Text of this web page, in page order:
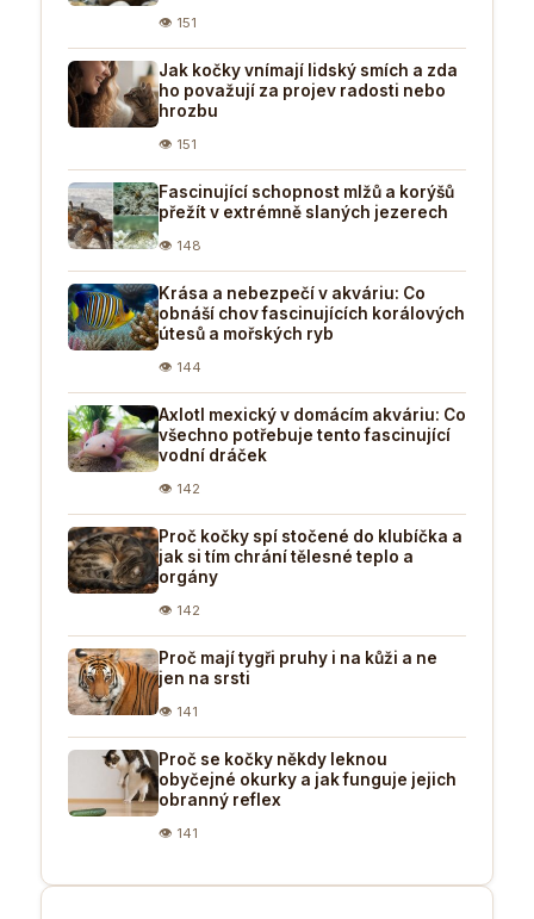
👁 151
Jak kočky vnímají lidský smích a zda
ho považují za projev radosti nebo
hrozbu
👁 151
Fascinující schopnost mlžů a korýšů
přežít v extrémně slaných jezerech
👁 148
Krása a nebezpečí v akváriu: Co
obnáší chov fascinujících korálových
útesů a mořských ryb
👁 144
Axlotl mexický v domácím akváriu: Co
všechno potřebuje tento fascinující
vodní dráček
👁 142
Proč kočky spí stočené do klubíčka a
jak si tím chrání tělesné teplo a
orgány
👁 142
Proč mají tygři pruhy i na kůži a ne
jen na srsti
👁 141
Proč se kočky někdy leknou
obyčejné okurky a jak funguje jejich
obranný reflex
👁 141